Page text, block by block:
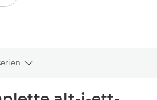
Toggle breadcrumbs